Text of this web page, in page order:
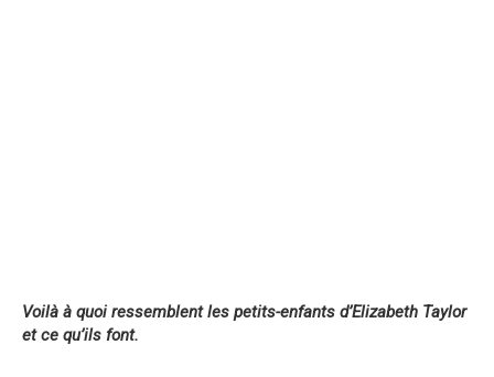
Voilà à quoi ressemblent les petits-enfants d’Elizabeth Taylor
et ce qu’ils font.